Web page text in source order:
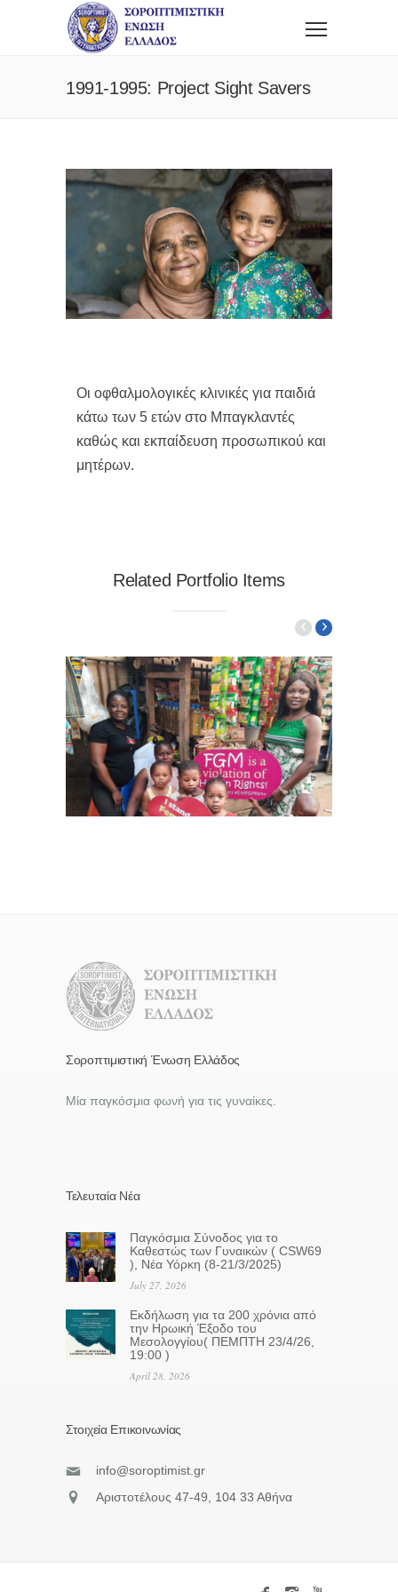
1991-1995: Project Sight Savers
Οι οφθαλμολογικές κλινικές για παιδιά
κάτω των 5 ετών στο Μπαγκλαντές
καθώς και εκπαίδευση προσωπικού και
μητέρων.
Related Portfolio Items
Σοροπτιμιστική Ένωση Ελλάδος
Μία παγκόσμια φωνή για τις γυναίκες.
Τελευταία Νέα
Παγκόσμια Σύνοδος για το
Καθεστώς των Γυναικών ( CSW69
), Νέα Υόρκη (8-21/3/2025)
July 27, 2026
Eκδήλωση για τα 200 χρόνια από
την Ηρωική Έξοδο του
Μεσολογγίου( ΠΕΜΠΤΗ 23/4/26,
19:00 )
April 28, 2026
Στοιχεία Επικοινωνίας
info@soroptimist.gr
Αριστοτέλους 47-49, 104 33 Αθήνα